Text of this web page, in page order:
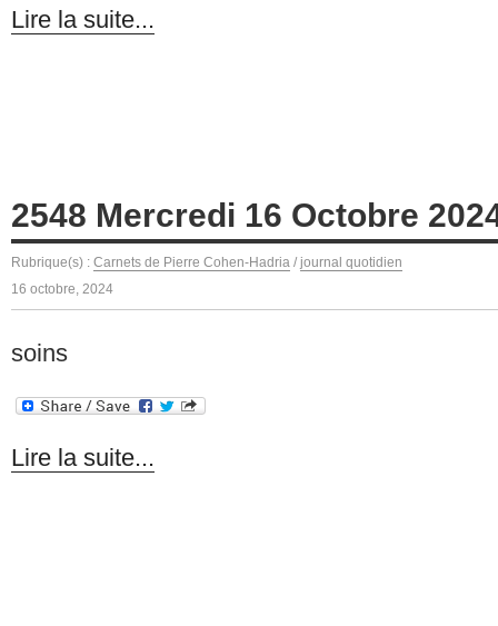
Lire la suite...
2548 Mercredi 16 Octobre
Rubrique(s) : Carnets de Pierre Cohen-Hadria / journal quotidien
16 octobre, 2024
soins
Lire la suite...